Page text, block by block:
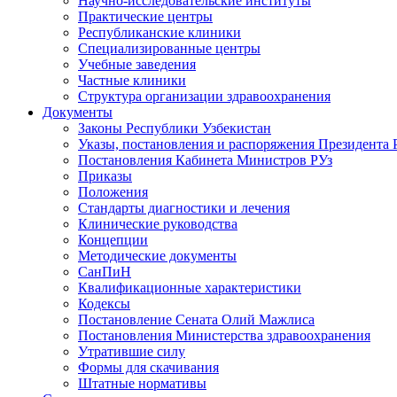
Практические центры
Республиканские клиники
Специализированные центры
Учебные заведения
Частные клиники
Структура организации здравоохранения
Документы
Законы Республики Узбекистан
Указы, постановления и распоряжения Президента
Постановления Кабинета Министров РУз
Приказы
Положения
Стандарты диагностики и лечения
Клинические руководства
Концепции
Методические документы
СанПиН
Квалификационные характеристики
Кодексы
Постановление Сената Олий Мажлиса
Постановления Министерства здравоохранения
Утратившие силу
Формы для скачивания
Штатные нормативы